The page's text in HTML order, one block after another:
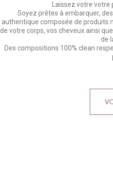
Laissez votre votre
Soyez prêtes à embarquer,
authentique composée de produits
de votre corps, vos cheveux ainsi
de
Des compositions 100% clean